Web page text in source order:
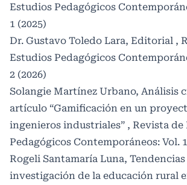
Estudios Pedagógicos
1 (2025)
Dr. Gustavo Toledo Lara, Editorial ,
Estudios Pedagógicos
2 (2026)
Solangie Martínez Urbano, Análisis
artículo “Gamificación en un
ingenieros industriales” , Revista de
Pedagógicos Contemporáneos: Vol.
Rogeli Santamaría Luna,
investigación de la educación rural